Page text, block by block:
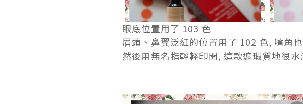
眼底位置用了 103 色
眉頭、鼻翼泛紅的位置用了 102 色, 嘴角
然後用無名指輕輕印開, 這款遮瑕質地很